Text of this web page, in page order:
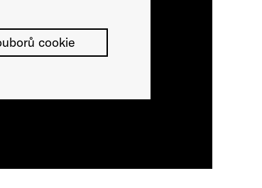
cookie